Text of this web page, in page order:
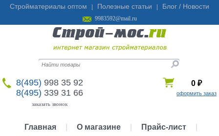
Стройматериалы оптом Полезные статьи Блог / Новости
9983592@mail.ru
8(495) 998 35 92
8(495) 339 31 66
заказать звонок
0 ₽
оформить заказ
Главная О магазине Прайс-лист